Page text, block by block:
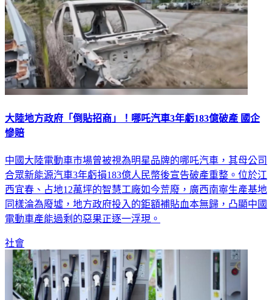
大陸地方政府「倒貼招商」！哪吒汽車3年虧183億破產 國企
慘賠
中國大陸電動車市場曾被視為明星品牌的哪吒汽車，其母公司
合眾新能源汽車3年虧損183億人民幣後宣告破產重整。位於江
西宜春、占地12萬坪的智慧工廠如今荒廢，廣西南寧生產基地
同樣淪為廢墟，地方政府投入的鉅額補貼血本無歸，凸顯中國
電動車產能過剩的惡果正逐一浮現。
社會